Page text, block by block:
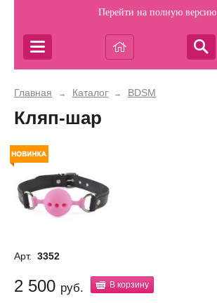
Перейти на полную версию
Главная → Каталог → BDSM
Кляп-шар
Арт. 3352
2 500 руб. В корзину